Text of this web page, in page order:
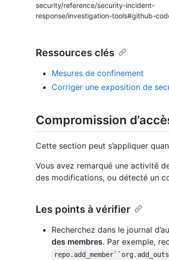
security/reference/security-incident-
response/investigation-tools#github-
Ressources clés
Mesures de confinement
Corriger une exposition de
Compromission
Cette section peut s’appliquer
Vous avez remarqué une activité
des modifications, ou détecté un
Les points à vérifier
Recherchez dans le journal
des membres. Par exemple,